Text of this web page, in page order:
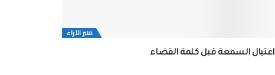
منبر الآراء
اغتيال السمعة قبل كلمة القضاء